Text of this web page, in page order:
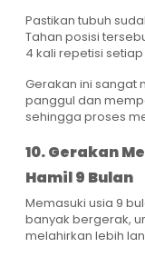
Pastikan tubuh
Tahan posisi
4 kali repetisi
Gerakan ini
panggul dan
sehingga proses
10. Gerakan
Hamil 9 Bulan
Memasuki usia 9
banyak bergerak,
melahirkan lebih